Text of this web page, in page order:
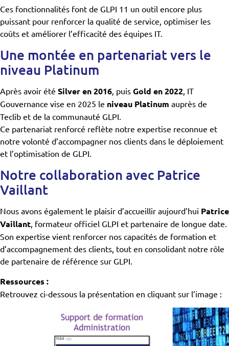
Ces fonctionnalités font de GLPI 11 un outil encore plus
puissant pour renforcer la qualité de service, optimiser les
coûts et améliorer l’efficacité des équipes IT.
Une montée en partenariat vers le
niveau Platinum
Après avoir été Silver en 2016, puis Gold en 2022, IT
Gouvernance vise en 2025 le niveau Platinum auprès de
Teclib et de la communauté GLPI.
Ce partenariat renforcé reflète notre expertise reconnue et
notre volonté d’accompagner nos clients dans le déploiement
et l’optimisation de GLPI.
Notre collaboration avec Patrice
Vaillant
Nous avons également le plaisir d’accueillir aujourd’hui Patrice
Vaillant, formateur officiel GLPI et partenaire de longue date.
Son expertise vient renforcer nos capacités de formation et
d’accompagnement des clients, tout en consolidant notre rôle
de partenaire de référence sur GLPI.
Ressources :
Retrouvez ci-dessous la présentation en cliquant sur l’image :